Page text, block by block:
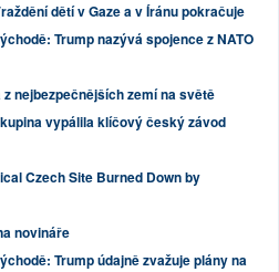
dětí v Gaze a v Íránu pokračuje
Trump nazývá spojence z NATO
z nejbezpečnějších zemí na světě
vypálila klíčový český závod
Czech Site Burned Down by
novináře
Trump údajně zvažuje plány na